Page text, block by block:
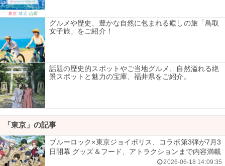
グルメや歴史、豊かな自然に包まれる癒しの旅「鳥取
女子旅」をご紹介！
話題の歴史的スポットやご当地グルメ、自然溢れる絶
景スポットと魅力の宝庫、福井県をご紹介。
「東京」の記事
ブルーロック×東京ジョイポリス、コラボ第3弾が7月3
日開幕 グッズ＆フード、アトラクションまで内容満載
2026-06-18 14:09:35